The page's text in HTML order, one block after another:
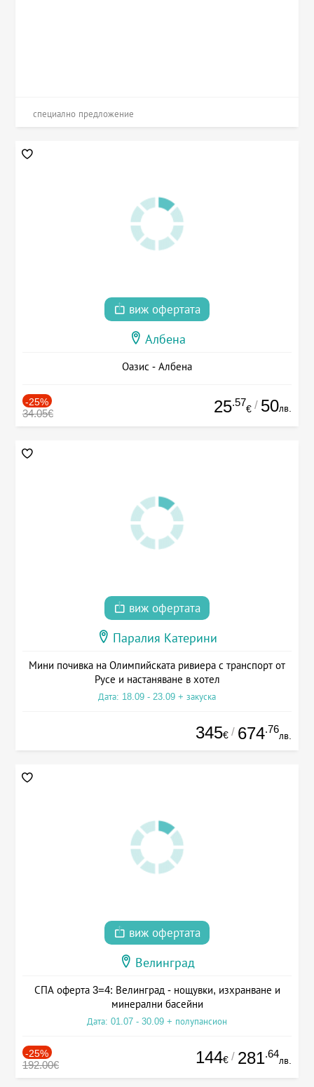
специално предложение
виж офертата
Албена
Оазис - Албена
-25%
34.05€ 25.57
€ / 50лв.
виж офертата
Паралия Катерини
Мини почивка на Олимпийската ривиера с транспорт от
Русе и настаняване в хотел
Дата: 18.09 - 23.09 + закуска
345€ / 674.76
лв.
виж офертата
Велинград
СПА оферта 3=4: Велинград - нощувки, изхранване и
минерални басейни
Дата: 01.07 - 30.09 + полупансион
-25%
192.00€ 144€ / 281.64
лв.